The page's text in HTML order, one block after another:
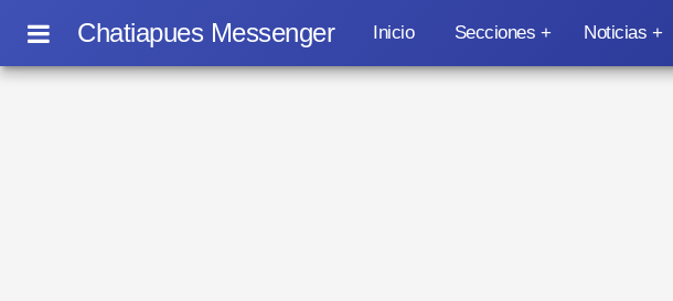
Chatiapues Messenger Inicio Secciones Noticias